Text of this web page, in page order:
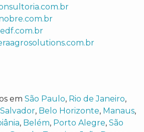
em São Paulo, Rio de Janeiro,
Salvador, Belo Horizonte, Manaus,
, Belém, Porto Alegre, São